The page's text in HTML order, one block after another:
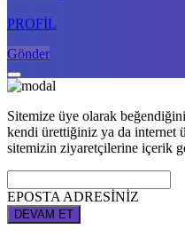
PROFİL
Gönder
Sitemize üye olarak
kendi ürettiğiniz ya da internet
sitemizin ziyaretçilerine içerik
EPOSTA ADRESİNİZ
DEVAM ET